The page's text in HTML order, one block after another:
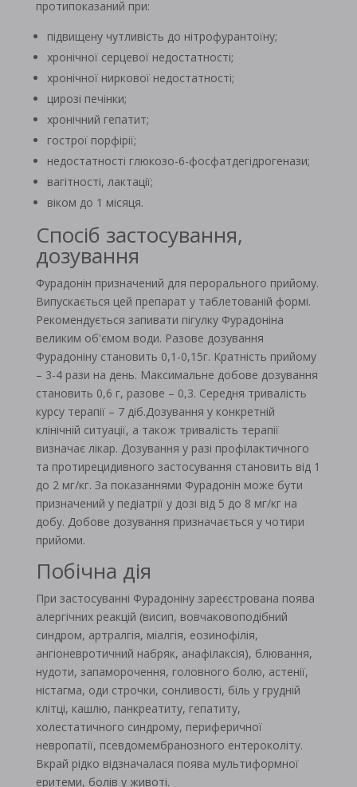
протипоказаний при:
підвищену чутливість до нітрофурантоїну;
хронічної серцевої недостатності;
хронічної ниркової недостатності;
цирозі печінки;
хронічний гепатит;
гострої порфірії;
недостатності глюкозо-6-фосфатдегідрогенази;
вагітності, лактації;
віком до 1 місяця.
Спосіб застосування,
дозування
Фурадонін призначений для перорального прийому.
Випускається цей препарат у таблетованій формі.
Рекомендується запивати пігулку Фурадоніна
великим об'ємом води. Разове дозування
Фурадоніну становить 0,1-0,15г. Кратність прийому
– 3-4 рази на день. Максимальне добове дозування
становить 0,6 г, разове – 0,3. Середня тривалість
курсу терапії – 7 діб.Дозування у конкретній
клінічній ситуації, а також тривалість терапії
визначає лікар. Дозування у разі профілактичного
та протирецидивного застосування становить від 1
до 2 мг/кг. За показаннями Фурадонін може бути
призначений у педіатрії у дозі від 5 до 8 мг/кг на
добу. Добове дозування призначається у чотири
прийоми.
Побічна дія
При застосуванні Фурадоніну зареєстрована поява
алергічних реакцій (висип, вовчаковоподібний
синдром, артралгія, міалгія, еозинофілія,
ангіоневротичний набряк, анафілаксія), блювання,
нудоти, запаморочення, головного болю, астенії,
ністагма, оди строчки, сонливості, біль у грудній
клітці, кашлю, панкреатиту, гепатиту,
холестатичного синдрому, периферичної
невропатії, псевдомембранозного ентероколіту.
Вкрай рідко відзначалася поява мультиформної
еритеми, болів у животі.